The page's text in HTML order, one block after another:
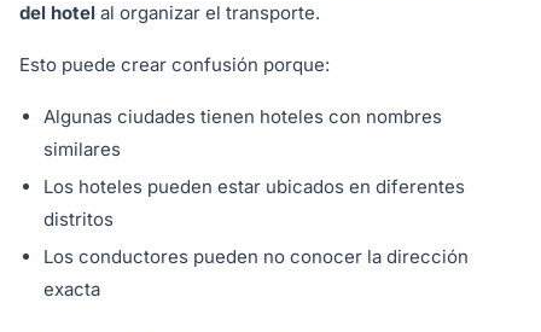
del hotel al organizar el transporte.
Esto puede crear confusión porque:
Algunas ciudades tienen hoteles con nombres
similares
Los hoteles pueden estar ubicados en diferentes
distritos
Los conductores pueden no conocer la dirección
exacta